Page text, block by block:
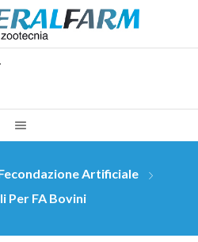
Artificiale
Per FA Bovini